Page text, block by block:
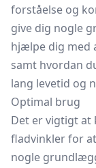
forståelse og
give dig nogle
hjælpe dig med
samt hvordan
lang levetid og
Optimal brug
Det er vigtigt at
fladvinkler for
nogle